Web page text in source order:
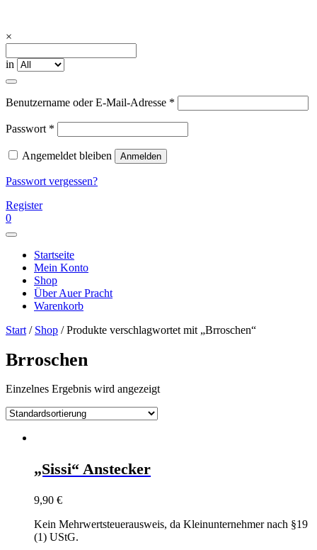
content
Auerpracht Trachtenschmuck –
Manufaktur
Ihre Trachtenschmuck – Manufaktur in München
×
in
Benutzername oder E-Mail-Adresse *
Passwort *
Angemeldet bleiben Anmelden
Passwort vergessen?
Register
0
Startseite
Mein Konto
Shop
Über Auer Pracht
Warenkorb
Start/ Shop / Produkte verschlagwortet mit „Brroschen“
Brroschen
Einzelnes Ergebnis wird angezeigt
„Sissi“ Anstecker
9,90 €
Kein Mehrwertsteuerausweis, da Kleinunternehmer nach §19
(1) UStG.